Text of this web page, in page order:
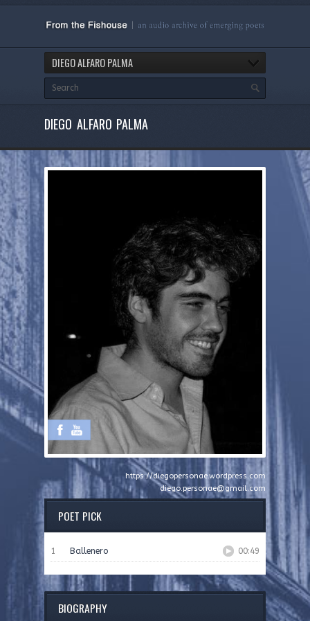
DIEGO ALFARO PALMA
DIEGO ALFARO PALMA
https://diegopersonae.wordpress.com
diego.personae@gmail.com
POET PICK
1 Ballenero 00:49
BIOGRAPHY